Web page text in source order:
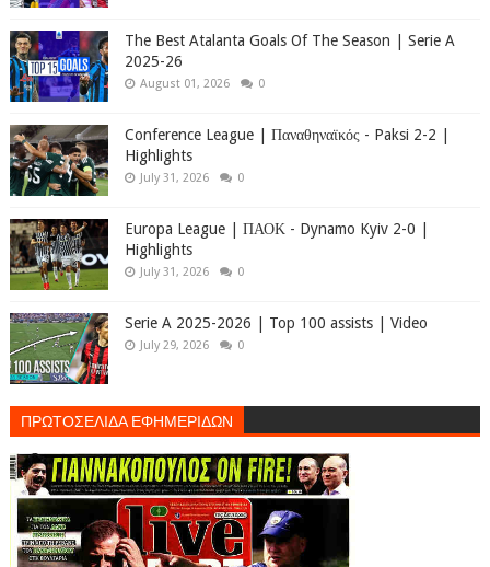
The Best Atalanta Goals Of The Season | Serie A
2025-26
August 01, 2026 0
Conference League | Παναθηναϊκός - Paksi 2-2 |
Highlights
July 31, 2026 0
Europa League | ΠΑΟΚ - Dynamo Kyiv 2-0 |
Highlights
July 31, 2026 0
Serie A 2025-2026 | Top 100 assists | Video
July 29, 2026 0
ΠΡΩΤΟΣΕΛΙΔΑ ΕΦΗΜΕΡΙΔΩΝ